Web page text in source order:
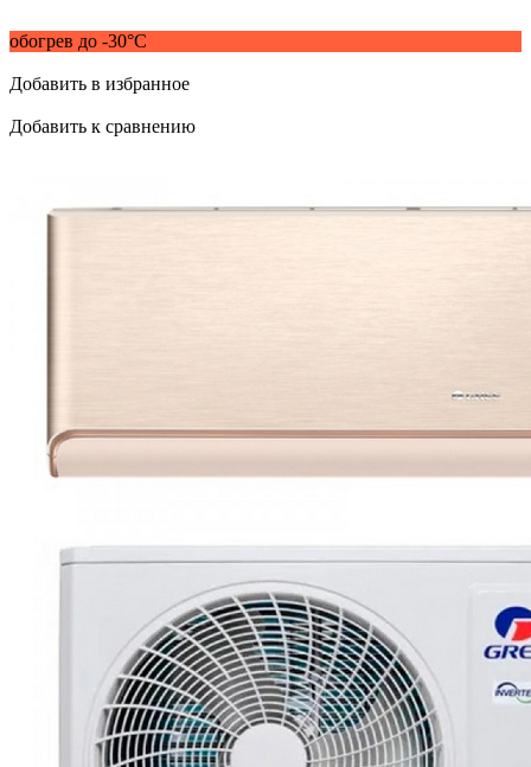
обогрев до -30°С
Добавить в избранное
Добавить к сравнению